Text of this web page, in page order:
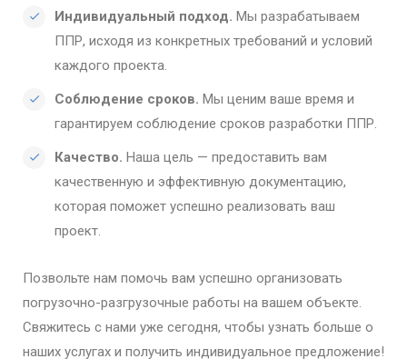
Индивидуальный подход. Мы разрабатываем
ППР, исходя из конкретных требований и условий
каждого проекта.
Соблюдение сроков. Мы ценим ваше время и
гарантируем соблюдение сроков разработки ППР.
Качество. Наша цель — предоставить вам
качественную и эффективную документацию,
которая поможет успешно реализовать ваш
проект.
Позвольте нам помочь вам успешно организовать
погрузочно-разгрузочные работы на вашем объекте.
Свяжитесь с нами уже сегодня, чтобы узнать больше о
наших услугах и получить индивидуальное предложение!